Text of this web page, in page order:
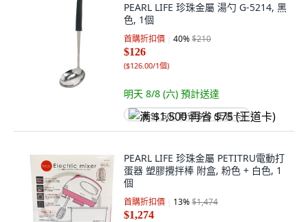
PEARL LIFE 珍珠金屬 湯勺 G-5214, 黑
色, 1個
首購折扣價 40%$210
$126
($126.00/1個)
明天 8/8 (六) 預計送達
满 $1,500 再省 $75 (王道卡)
PEARL LIFE 珍珠金屬 PETITRU電動打
蛋器 塑膠攪拌棒 附盒, 粉色 + 白色, 1
個
首購折扣價 13%$1,474
$1,274